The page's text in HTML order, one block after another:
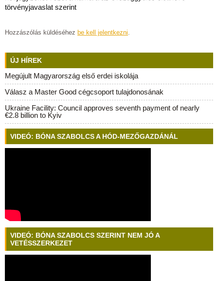
törvényjavaslat szerint
Hozzászólás küldéséhez be kell jelentkezni.
ÚJ HÍREK
Megújult Magyarország első erdei iskolája
Válasz a Master Good cégcsoport tulajdonosának
Ukraine Facility: Council approves seventh payment of nearly
€2.8 billion to Kyiv
VIDEÓ: BÓNA SZABOLCS A HÓD-MEZŐGAZDÁNÁL
VIDEÓ: BÓNA SZABOLCS SZERINT NEM JÓ A
VETÉSSZERKEZET